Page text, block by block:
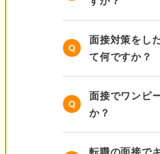
面接対策をし
て何ですか？
面接でワンピ
か？
転職の面接で